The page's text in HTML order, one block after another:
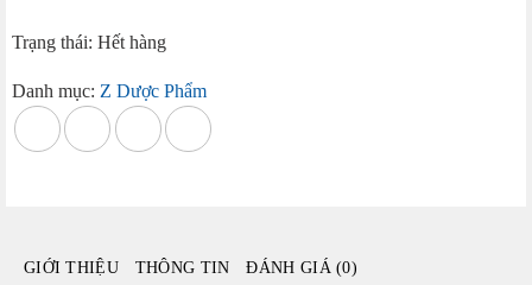
Trạng thái: Hết hàng
Danh mục: Z Dược Phẩm
GIỚI THIỆU THÔNG TIN ĐÁNH GIÁ (0)